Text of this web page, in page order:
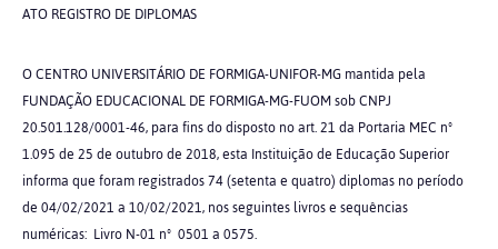
ATO REGISTRO DE DIPLOMAS
O CENTRO UNIVERSITÁRIO DE FORMIGA-UNIFOR-MG mantida pela
FUNDAÇÃO EDUCACIONAL DE FORMIGA-MG-FUOM sob CNPJ
20.501.128/0001-46, para fins do disposto no art. 21 da Portaria MEC nº
1.095 de 25 de outubro de 2018, esta Instituição de Educação Superior
informa que foram registrados 74 (setenta e quatro) diplomas no período
de 04/02/2021 a 10/02/2021, nos seguintes livros e sequências
numéricas: Livro N-01 nº 0501 a 0575.